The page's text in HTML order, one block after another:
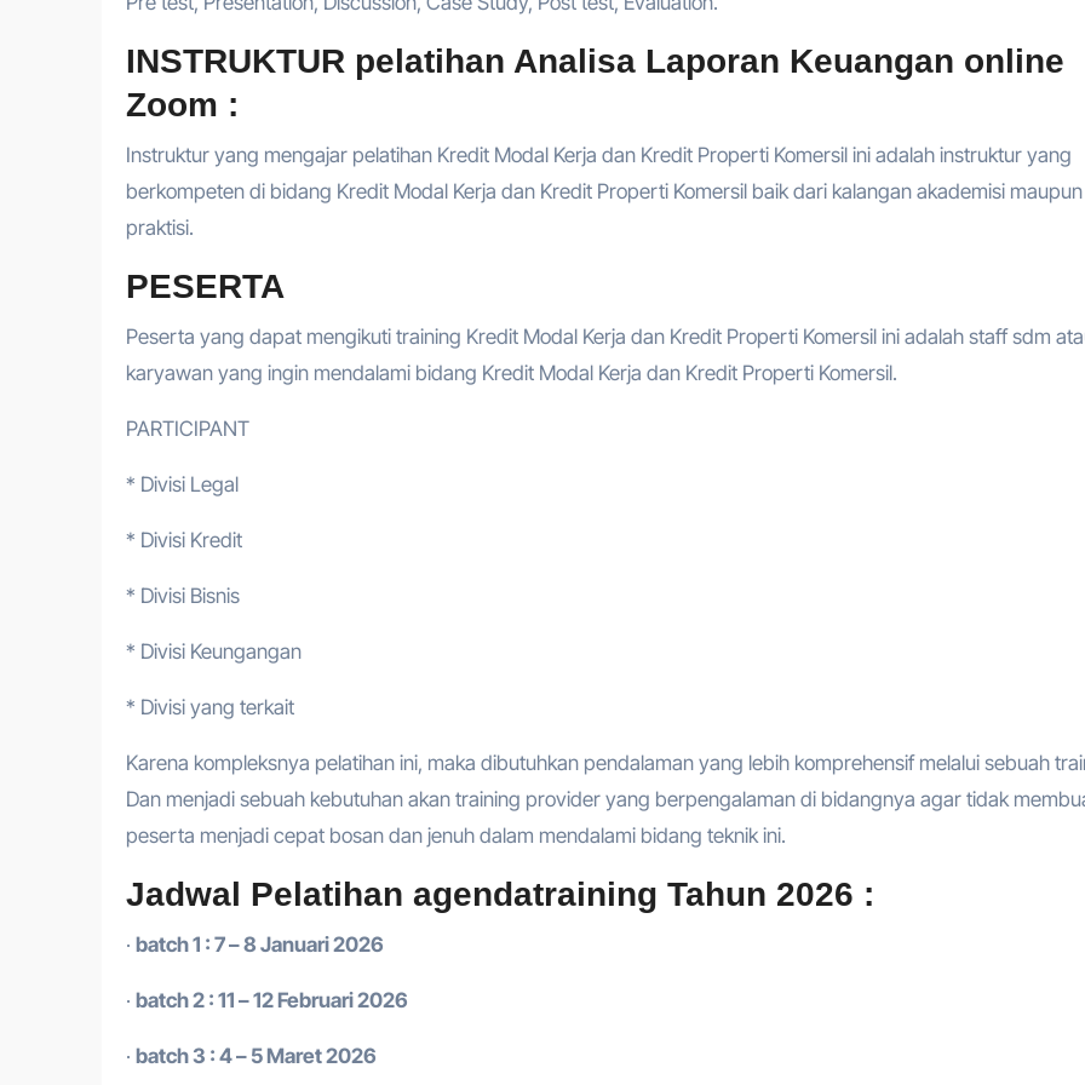
INSTRUKTUR pelatihan Analisa Laporan Keuangan online
Zoom :
Instruktur yang mengajar pelatihan Kredit Modal Kerja dan Kredit Properti Komersil ini adalah instruktur yang
berkompeten di bidang Kredit Modal Kerja dan Kredit Properti Komersil baik dari kalangan akademisi maupun
praktisi.
PESERTA
Peserta yang dapat mengikuti training Kredit Modal Kerja dan Kredit Properti Komersil ini adalah staff sdm
karyawan yang ingin mendalami bidang Kredit Modal Kerja dan Kredit Properti Komersil.
PARTICIPANT
* Divisi Legal
* Divisi Kredit
* Divisi Bisnis
* Divisi Keungangan
* Divisi yang terkait
Karena kompleksnya pelatihan ini, maka dibutuhkan pendalaman yang lebih komprehensif melalui sebuah
Dan menjadi sebuah kebutuhan akan training provider yang berpengalaman di bidangnya agar tidak
peserta menjadi cepat bosan dan jenuh dalam mendalami bidang teknik ini.
Jadwal Pelatihan agendatraining Tahun 2026 :
· batch 1 : 7 – 8 Januari 2026
· batch 2 : 11 – 12 Februari 2026
· batch 3 : 4 – 5 Maret 2026